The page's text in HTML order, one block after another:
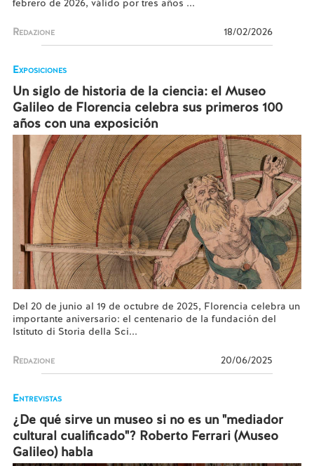
febrero de 2026, válido por tres años ...
Redazione 18/02/2026
Exposiciones
Un siglo de historia de la ciencia: el Museo
Galileo de Florencia celebra sus primeros 100
años con una exposición
Del 20 de junio al 19 de octubre de 2025, Florencia celebra un
importante aniversario: el centenario de la fundación del
Istituto di Storia della Sci...
Redazione 20/06/2025
Entrevistas
¿De qué sirve un museo si no es un "mediador
cultural cualificado"? Roberto Ferrari (Museo
Galileo) habla